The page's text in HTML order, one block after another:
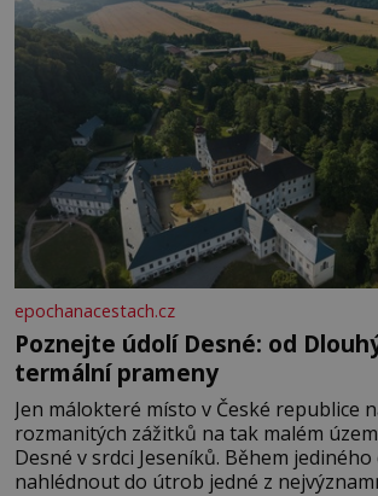
epochanacestach.cz
Poznejte údolí Desné: od
termální prameny
Jen málokteré místo v České republice
rozmanitých zážitků na tak malém
Desné v srdci Jeseníků. Během
nahlédnout do útrob jedné z